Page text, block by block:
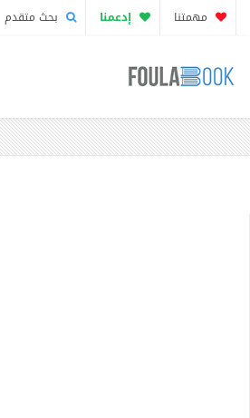
مهمتنا إدعمنا بحث متقدم